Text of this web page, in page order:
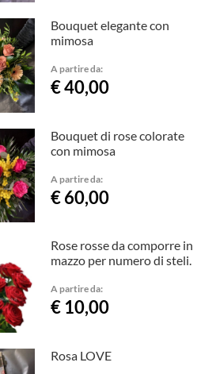
Bouquet elegante con
mimosa
A partire da:
€ 40,00
Bouquet di rose colorate
con mimosa
A partire da:
€ 60,00
Rose rosse da comporre in
mazzo per numero di steli.
A partire da:
€ 10,00
Rosa LOVE